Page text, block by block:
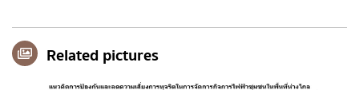
หน่วยงาน
การดำเนินการตามมาตรการส่งเสริมคุณธรรมและ
ความโปร่งใสภายในหน่วยงาน
Related pictures